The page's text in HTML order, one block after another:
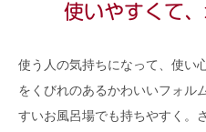
使いやすくて
使う人の気持ちになって、使い
をくびれのあるかわいいフォル
すいお風呂場でも持ちやすく。